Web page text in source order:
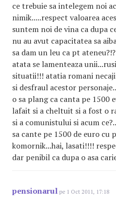
ce trebuie sa intelegem noi
nimik.....respect valoarea
suntem noi de vina ca dupa
nu au avut capacitatea sa
sa dam un leu ca pt
atata se lamenteaza
situatii!!! atatia romani
si desfraul acestor
o sa plang ca canta pe 1500
lafait si a cheltuit si a fost o
si a comunistului si acum
sa cante pe 1500 de euro cu
komornik...hai, lasati!!!!
dar penibil ca dupa o asa
pensionarul pe 1 Oct 2011, 17:18